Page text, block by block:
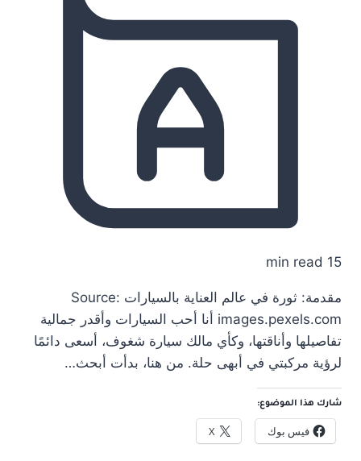
15 min read
مقدمة: ثورة في عالم العناية بالسيارات Source:
images.pexels.com أنا أحب السيارات وأقدر جمالية
تفاصيلها وأناقتها، وكأي مالك سيارة شغوف، أسعى دائمًا
لرؤية مركبتي في أبهى حلة. من هنا، بدأت أبحث…
شارك هذا الموضوع:
فيس بوك X